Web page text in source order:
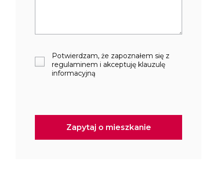
Potwierdzam, że zapoznałem się z
regulaminem i akceptuję klauzulę
informacyjną